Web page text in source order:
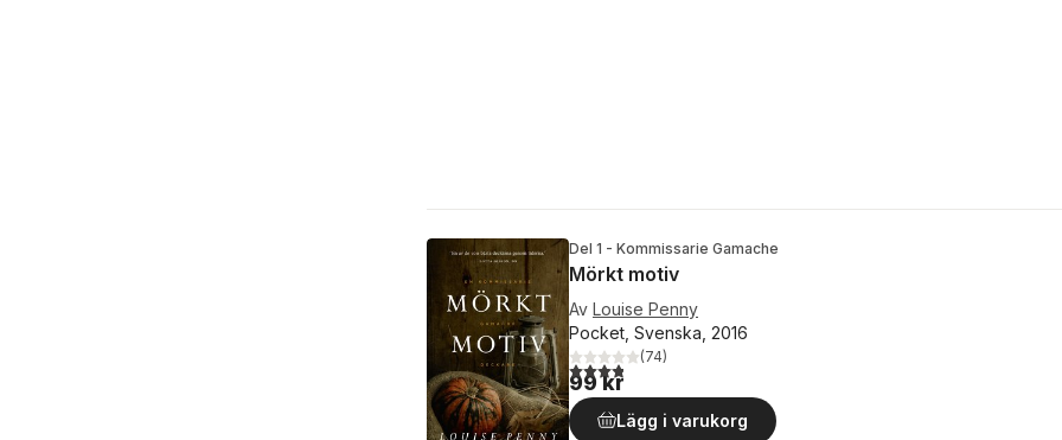
Del 1 - Kommissarie Gamache
Mörkt motiv
Av Louise Penny
Pocket, Svenska, 2016
3,8utav 5 stjärnor. Totalt antal röster:
(74)
99 kr
Lägg i varukorg